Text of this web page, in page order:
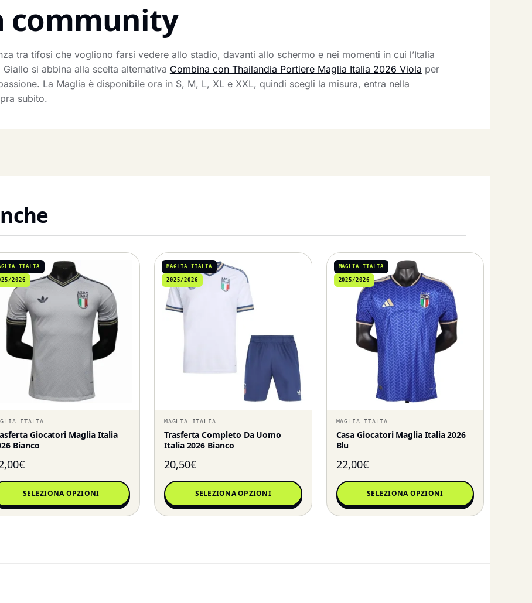
community
tra tifosi che vogliono farsi vedere allo stadio, davanti allo schermo e nei momenti in cui l’Italia
si abbina alla scelta alternativa Combina con Thailandia Portiere Maglia Italia 2026 Viola per
La Maglia è disponibile ora in S, M, L, XL e XXL, quindi scegli la misura, entra nella
subito.
ITALIA
2026
ITALIA
Giocatori Maglia Italia
Bianco
€
SELEZIONA OPZIONI
MAGLIA ITALIA
2025/2026
MAGLIA ITALIA
Trasferta Completo Da Uomo
Italia 2026 Bianco
20,50€
SELEZIONA OPZIONI
MAGLIA ITALIA
2025/2026
MAGLIA ITALIA
Casa Giocatori Maglia Italia 2026
Blu
22,00€
SELEZIONA OPZIONI